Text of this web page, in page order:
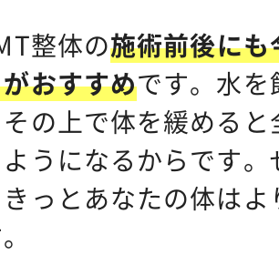
整体の施術前後に
おすすめです。水
の上で体を緩める
うになるからです
っとあなたの体は